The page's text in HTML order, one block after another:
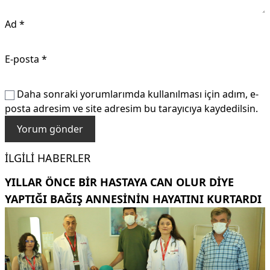
Ad *
E-posta *
Daha sonraki yorumlarımda kullanılması için adım, e-
posta adresim ve site adresim bu tarayıcıya kaydedilsin.
İLGILI HABERLER
YILLAR ÖNCE BIR HASTAYA CAN OLUR DIYE
YAPTIĞI BAĞIŞ ANNESININ HAYATINI KURTARDI